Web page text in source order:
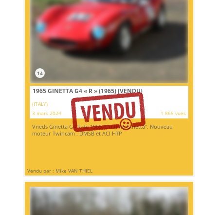
14
1965 GINETTA G4 « R » (1965)[VENDU]
(ITALY)
3 mars 2024
1 865 vues
Vneds Ginetta G4 R de 1965."L'ultime Ginetta". Nouveau
moteur Twincam . DMSB et ACI HTP
Vendu par : Mike VAN THIEL